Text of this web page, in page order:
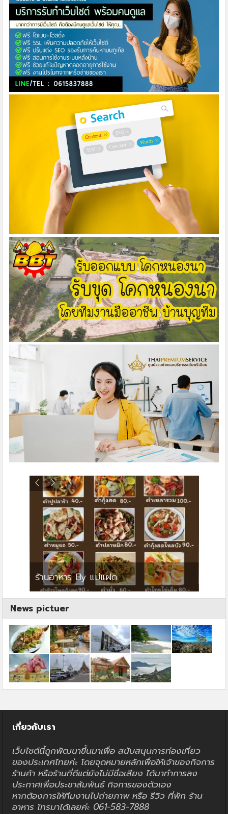
ร้านอาหาร By แม่แฝด
News pictuer
เกี่ยวกับเรา
เว็บไซต์นี้ถูกพัฒนาขึ้นมาเพื่อ สนับสนุนการท่องเที่ยว
ของประเทศไทยค่ะ โดยจุดหมายหลักเพื่อให้เจ้าของกิจการ
ร้านค้า หรือร้านที่ดีแต่ยังไม่มีชื่อเสียง ได้มาทำการลง
ประกาศเพื่อประชาสัมพันธ์ กิจการของตัวเอง
หากต้องการให้ทีมงานไปถ่ายภาพ หรือ รีวิว ที่พัก ร้าน
อาหาร โทรมาได้เลยค่ะ 061-583-7888